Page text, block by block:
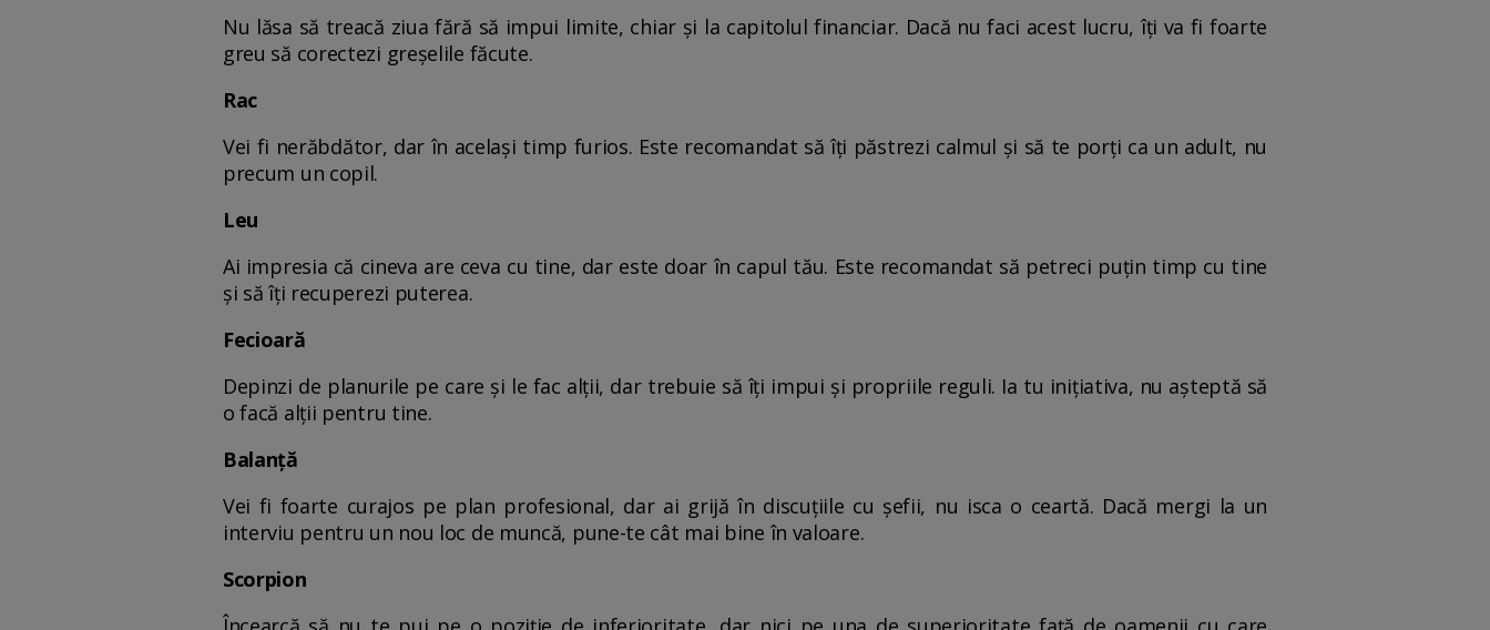
Nu lăsa să treacă ziua fără să impui limite, chiar și la capitolul financiar. Dacă nu faci acest lucru, îți va fi foarte
greu să corectezi greșelile făcute.
Rac
Vei fi nerăbdător, dar în același timp furios. Este recomandat să îți păstrezi calmul și să te porți ca un adult, nu
precum un copil.
Leu
Ai impresia că cineva are ceva cu tine, dar este doar în capul tău. Este recomandat să petreci puțin timp cu tine
și să îți recuperezi puterea.
Fecioară
Depinzi de planurile pe care și le fac alții, dar trebuie să îți impui și propriile reguli. Ia tu inițiativa, nu așteptă să
o facă alții pentru tine.
Balanță
Vei fi foarte curajos pe plan profesional, dar ai grijă în discuțiile cu șefii, nu isca o ceartă. Dacă mergi la un
interviu pentru un nou loc de muncă, pune-te cât mai bine în valoare.
Scorpion